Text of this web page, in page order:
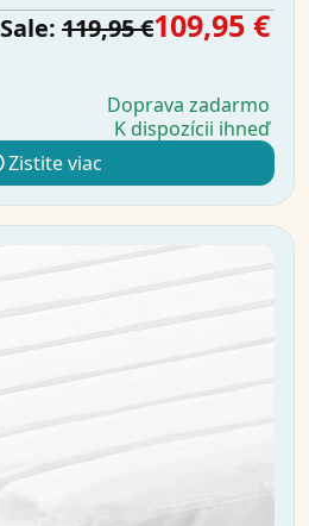
Sale: 119,95 €109,95 €
Doprava zadarmo
K dispozícii ihneď
Zistite viac